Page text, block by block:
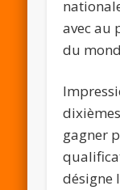
avec au
du
gagner
désigne